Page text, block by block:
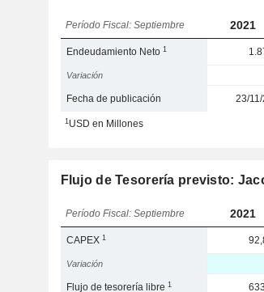
Período Fiscal: Septiembre 2021
Endeudamiento Neto1
Variación
Fecha de publicación 23/11/
1USD en Millones
Flujo de Tesorería previsto:
Período Fiscal: Septiembre 2021
CAPEX1
Variación
Flujo de tesorería libre1